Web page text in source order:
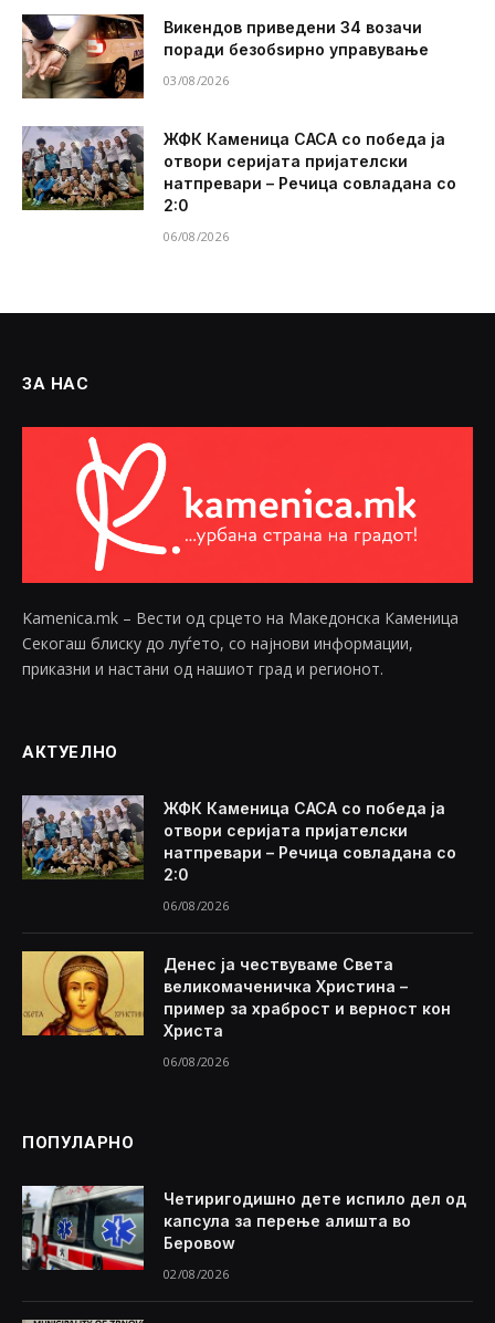
Викендов приведени 34 возачи
поради безобѕирно управување
03/08/2026
ЖФК Каменица САСА со победа ја
отвори серијата пријателски
натпревари – Речица совладана со
2:0
06/08/2026
ЗА НАС
Kamenica.mk – Вести од срцето на Македонска Каменица
Секогаш блиску до луѓето, со најнови информации,
приказни и настани од нашиот град и регионот.
АКТУЕЛНО
ЖФК Каменица САСА со победа ја
отвори серијата пријателски
натпревари – Речица совладана со
2:0
06/08/2026
Денес ја чествуваме Света
великомаченичка Христина –
пример за храброст и верност кон
Христа
06/08/2026
ПОПУЛАРНО
Четиригодишно дете испило дел од
капсула за перење алишта во
Беровоw
02/08/2026